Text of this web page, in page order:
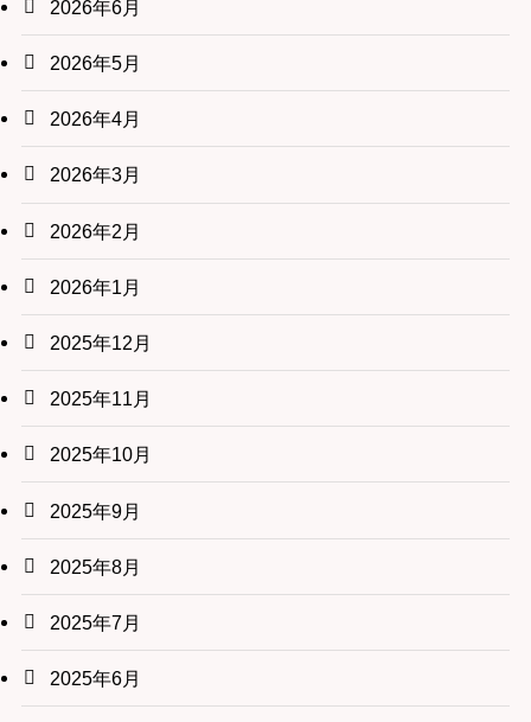
2026年6月
2026年5月
2026年4月
2026年3月
2026年2月
2026年1月
2025年12月
2025年11月
2025年10月
2025年9月
2025年8月
2025年7月
2025年6月